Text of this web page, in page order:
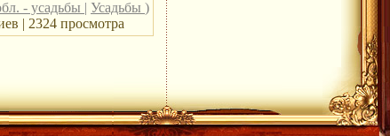
- усадьбы | Усадьбы )
| 2324 просмотра